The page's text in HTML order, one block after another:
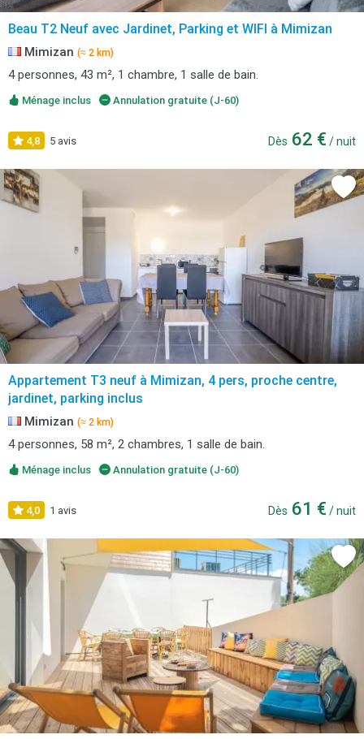
Beau T2 Neuf avec Jardinet, Parking et WIFI à Mimizan
Mimizan (≈ 2 km)
4 personnes, 43 m², 1 chambre, 1 salle de bain.
Ménage inclus Annulation gratuite (J-60)
4,8 5 avis Dès 62 € / nuit
Appartement T3 neuf à Mimizan, 4 pers, proche centre,
jardinet, parking inclus
Mimizan (≈ 2 km)
4 personnes, 58 m², 2 chambres, 1 salle de bain.
Ménage inclus Annulation gratuite (J-60)
4,0 1 avis Dès 61 € / nuit